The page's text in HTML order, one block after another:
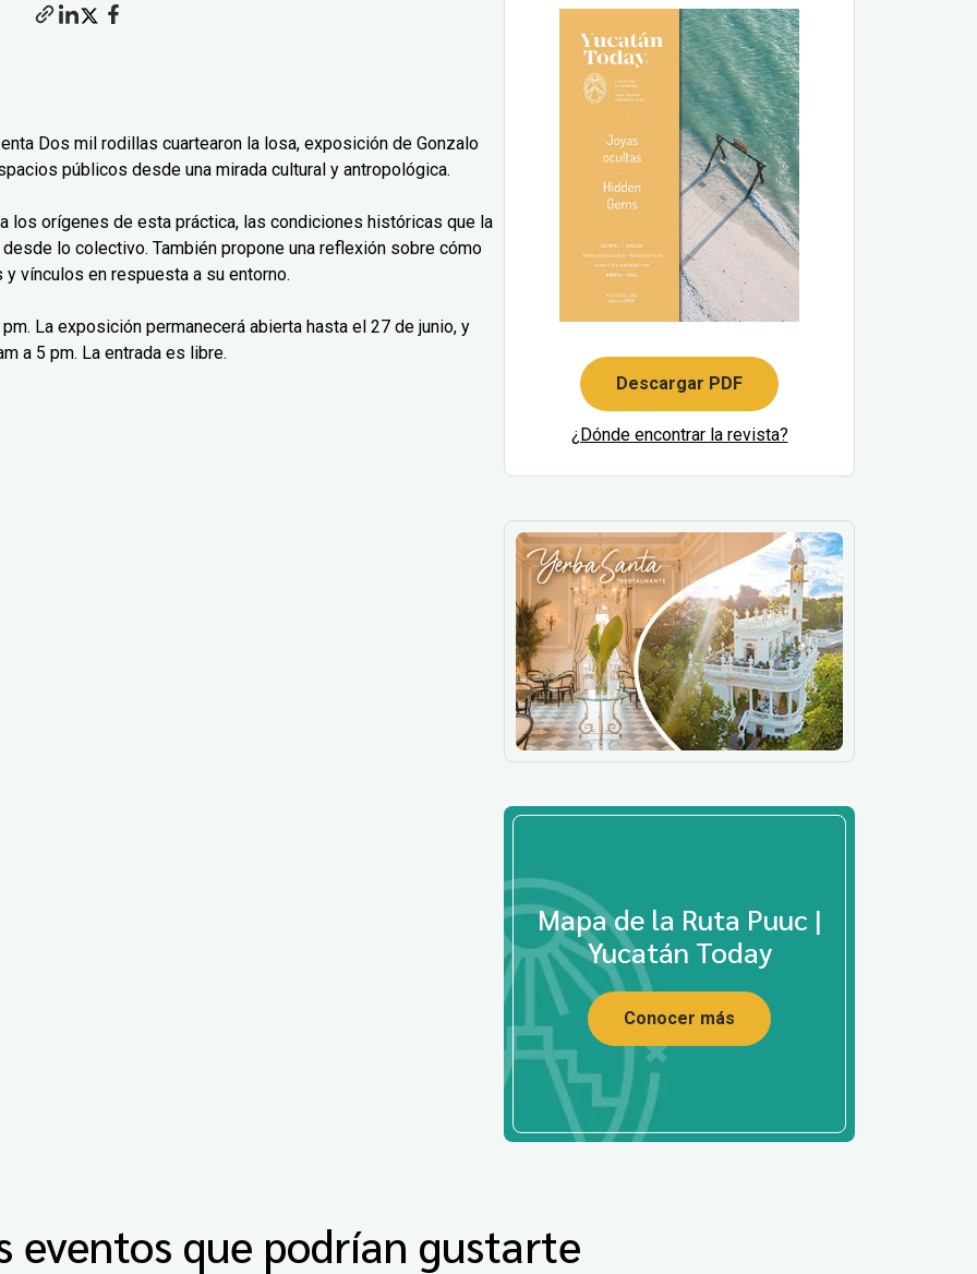
Dos mil rodillas cuartearon la losa, exposición de Gonzalo
públicos desde una mirada cultural y antropológica.
los orígenes de esta práctica, las condiciones históricas que la
lo colectivo. También propone una reflexión sobre cómo
vínculos en respuesta a su entorno.
La exposición permanecerá abierta hasta el 27 de junio, y
a 5 pm. La entrada es libre.
Descargar PDF
¿Dónde encontrar la revista?
Mapa de la Ruta Puuc |
Yucatán Today
Conocer más
eventos que podrían gustarte